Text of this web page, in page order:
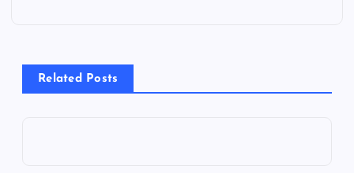
ビ
ゲRelated Posts